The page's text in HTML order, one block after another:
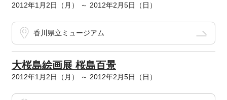
2012年1月2日（月） ～ 2012年2月5日（日）
香川県立ミュージアム
大桜島絵画展 桜島百景
2012年1月2日（月） ～ 2012年2月5日（日）